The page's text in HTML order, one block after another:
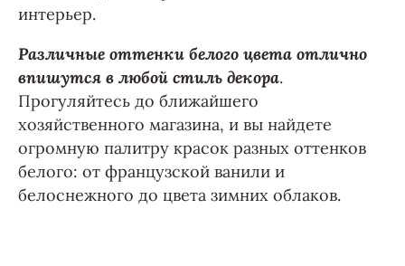
интерьер.
Различные оттенки белого цвета отлично
впишутся в любой стиль декора.
Прогуляйтесь до ближайшего
хозяйственного магазина, и вы найдете
огромную палитру красок разных оттенков
белого: от французской ванили и
белоснежного до цвета зимних облаков.